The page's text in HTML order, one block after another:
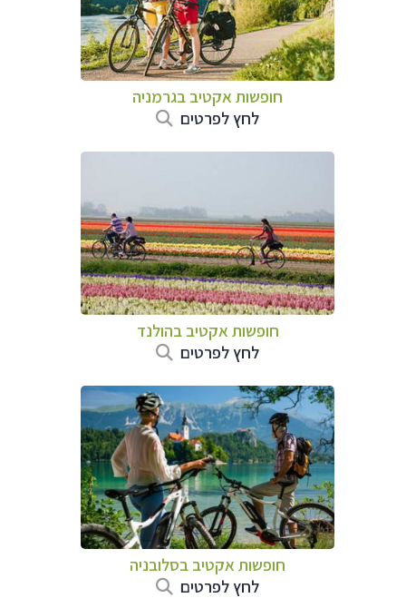
חופשות אקטיב בגרמניה
לחץ לפרטים
חופשות אקטיב בהולנד
לחץ לפרטים
חופשות אקטיב בסלובניה
לחץ לפרטים